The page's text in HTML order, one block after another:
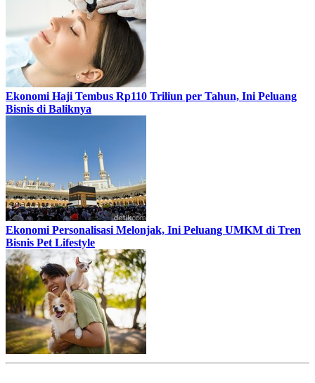
Ekonomi Haji Tembus Rp110 Triliun per Tahun, Ini Peluang
Bisnis di Baliknya
Ekonomi Personalisasi Melonjak, Ini Peluang UMKM di Tren
Bisnis Pet Lifestyle